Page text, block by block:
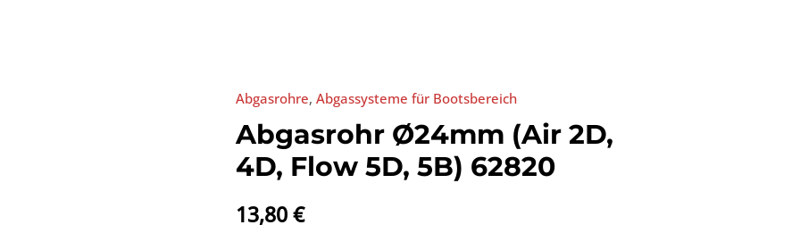
Abgasrohre, Abgassysteme für Bootsbereich
Abgasrohr Ø24mm (Air 2D,
4D, Flow 5D, 5B) 62820
13,80€